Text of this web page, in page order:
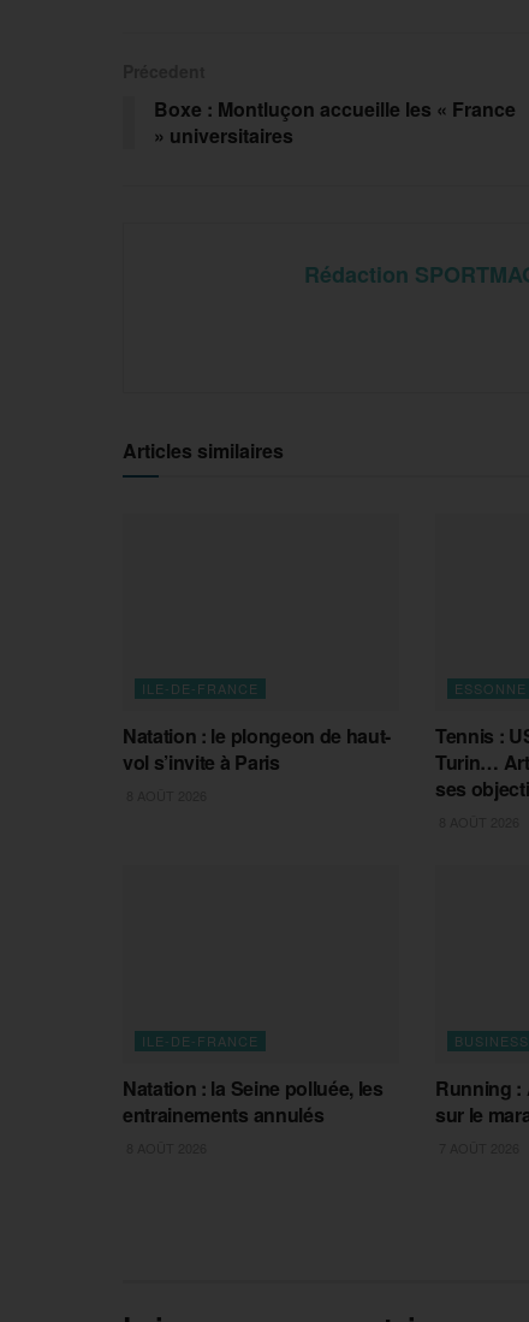
Boxe : Montluçon accueille les « France
» universitaires
Rédaction
Articles similaires
ILE-DE-FRANCE
Natation : le plongeon de haut-
vol s’invite à Paris
ESSONNE
Tennis :
Turin…
ses
ILE-DE-FRANCE
Natation : la Seine polluée, les
entrainements annulés
BUSINESS
Running :
sur le